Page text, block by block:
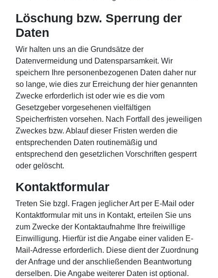
Löschung bzw. Sperrung der
Daten
Wir halten uns an die Grundsätze der
Datenvermeidung und Datensparsamkeit. Wir
speichern Ihre personenbezogenen Daten daher nur
so lange, wie dies zur Erreichung der hier genannten
Zwecke erforderlich ist oder wie es die vom
Gesetzgeber vorgesehenen vielfältigen
Speicherfristen vorsehen. Nach Fortfall des jeweiligen
Zweckes bzw. Ablauf dieser Fristen werden die
entsprechenden Daten routinemäßig und
entsprechend den gesetzlichen Vorschriften gesperrt
oder gelöscht.
Kontaktformular
Treten Sie bzgl. Fragen jeglicher Art per E-Mail oder
Kontaktformular mit uns in Kontakt, erteilen Sie uns
zum Zwecke der Kontaktaufnahme Ihre freiwillige
Einwilligung. Hierfür ist die Angabe einer validen E-
Mail-Adresse erforderlich. Diese dient der Zuordnung
der Anfrage und der anschließenden Beantwortung
derselben. Die Angabe weiterer Daten ist optional.